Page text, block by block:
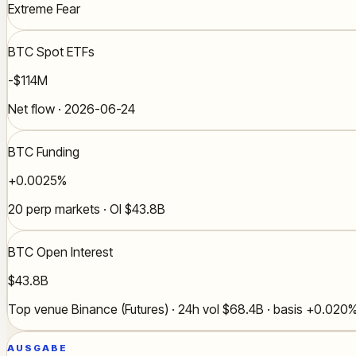
Extreme Fear
BTC Spot ETFs
-$114M
Net flow · 2026-06-24
BTC Funding
+0.0025%
20 perp markets · OI $43.8B
BTC Open Interest
$43.8B
Top venue Binance (Futures) · 24h vol $68.4B · basis
AUSGABE